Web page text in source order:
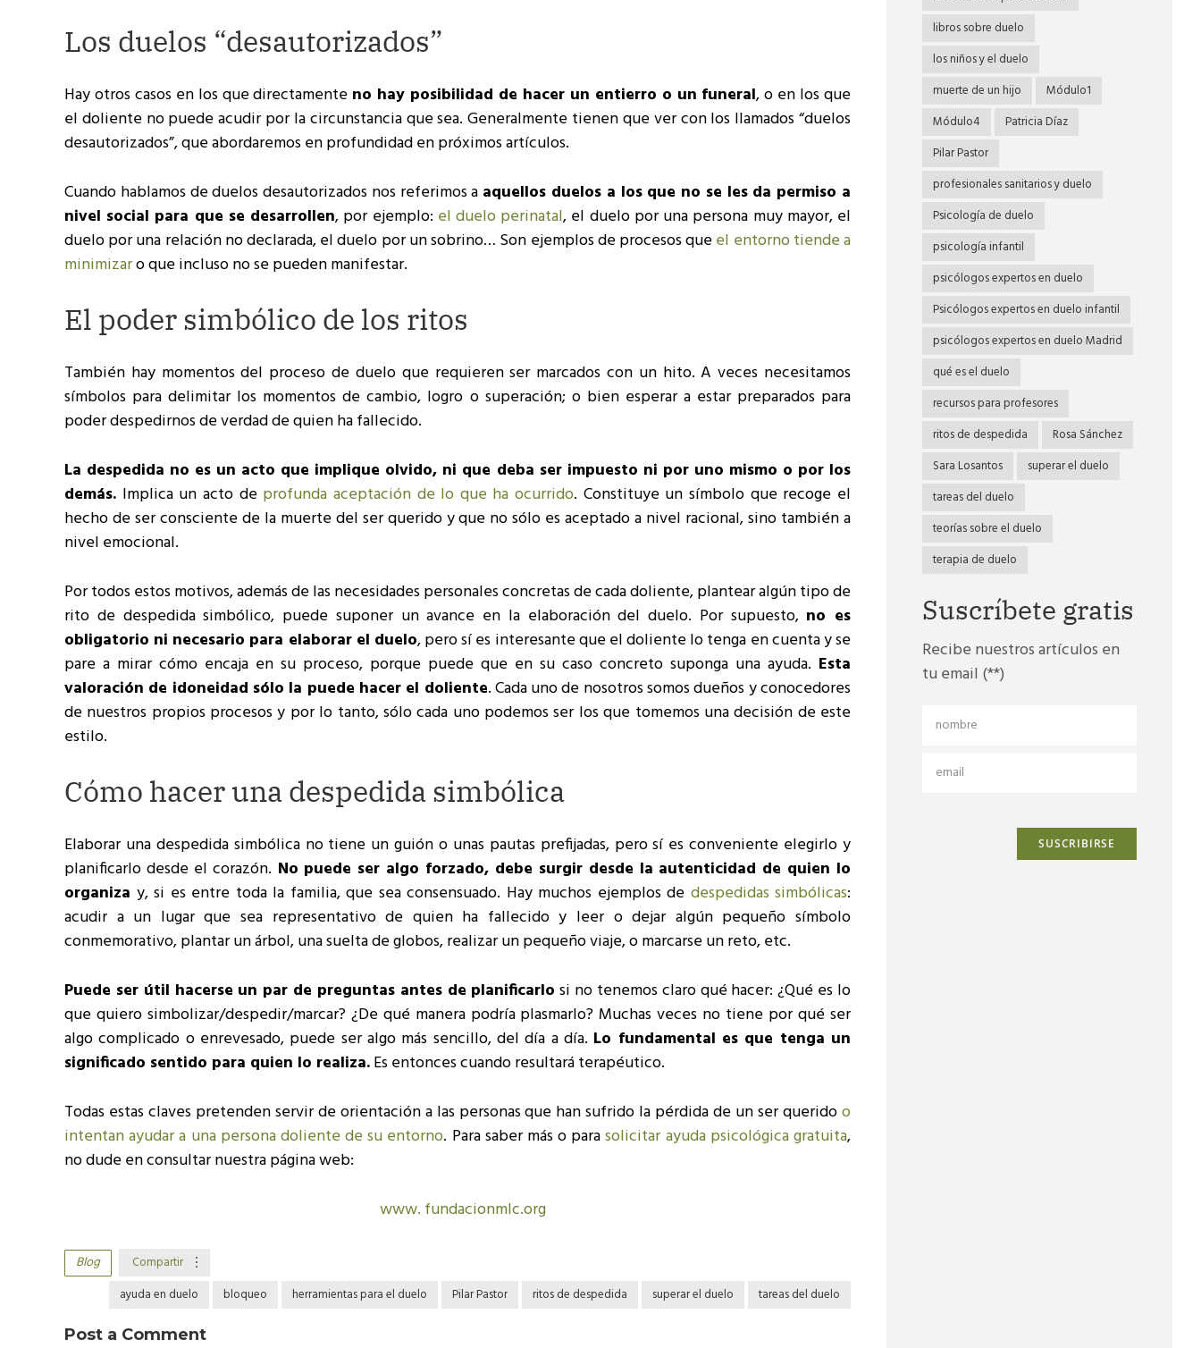
Los duelos “desautorizados”
Hay otros casos en los que directamente no hay posibilidad de hacer un entierro o un funeral, o en los que
el doliente no puede acudir por la circunstancia que sea. Generalmente tienen que ver con los llamados “duelos
desautorizados”, que abordaremos en profundidad en próximos artículos.
Cuando hablamos de duelos desautorizados nos referimos a aquellos duelos a los que no se les da permiso a
nivel social para que se desarrollen, por ejemplo: el duelo perinatal, el duelo por una persona muy mayor, el
duelo por una relación no declarada, el duelo por un sobrino… Son ejemplos de procesos queel entorno tiende a
minimizaro que incluso no se pueden manifestar.
El poder simbólico de los ritos
También hay momentos del proceso de duelo que requieren ser marcados con un hito. A veces necesitamos
símbolos para delimitar los momentos de cambio, logro o superación; o bien esperar a estar preparados para
poder despedirnos de verdad de quien ha fallecido.
La despedida no es un acto que implique olvido, ni que deba ser impuesto ni por uno mismo o por los
demás. Implica un acto de profunda aceptación de lo que ha ocurrido. Constituye un símbolo que recoge el
hecho de ser consciente de la muerte del ser querido y que no sólo es aceptado a nivel racional, sino también a
nivel emocional.
Por todos estos motivos, además de las necesidades personales concretas de cada doliente, plantear algún tipo de
rito de despedida simbólico, puede suponer un avance en la elaboración del duelo. Por supuesto, no es
obligatorio ni necesario para elaborar el duelo, pero sí es interesante que el doliente lo tenga en cuenta y se
pare a mirar cómo encaja en su proceso, porque puede que en su caso concreto suponga una ayuda. Esta
valoración de idoneidad sólo la puede hacer el doliente. Cada uno de nosotros somos dueños y conocedores
de nuestros propios procesos y por lo tanto, sólo cada uno podemos ser los que tomemos una decisión de este
estilo.
Cómo hacer una despedida simbólica
Elaborar una despedida simbólica no tiene un guión o unas pautas prefijadas, pero sí es conveniente elegirlo y
planificarlo desde el corazón. No puede ser algo forzado, debe surgir desde la autenticidad de quien lo
organiza y, si es entre toda la familia, que sea consensuado. Hay muchos ejemplos de despedidas simbólicas:
acudir a un lugar que sea representativo de quien ha fallecido y leer o dejar algún pequeño símbolo
conmemorativo, plantar un árbol, una suelta de globos, realizar un pequeño viaje, o marcarse un reto, etc.
Puede ser útil hacerse un par de preguntas antes de planificarlo si no tenemos claro qué hacer: ¿Qué es lo
que quiero simbolizar/despedir/marcar? ¿De qué manera podría plasmarlo? Muchas veces no tiene por qué ser
algo complicado o enrevesado, puede ser algo más sencillo, del día a día. Lo fundamental es que tenga un
significado sentido para quien lo realiza.Es entonces cuando resultará terapéutico.
Todas estas claves pretenden servir de orientación a las personas que han sufrido la pérdida de un ser queridoo
intentan ayudar a una persona doliente de su entorno. Para saber más o parasolicitar ayuda psicológica gratuita,
no dude en consultar nuestra página web:
www. fundacionmlc.org
Blog
Compartir
ayuda en duelo
bloqueo herramientas para el duelo Pilar Pastor ritos de despedida superar el duelo tareas del duelo
Post a Comment
libros sobre duelo
los niños y el duelo
muerte de un hijo
Módulo1
Módulo4
Patricia Díaz
Pilar Pastor
profesionales sanitarios y duelo
Psicología de duelo
psicología infantil
psicólogos expertos en duelo
Psicólogos expertos en duelo infantil
psicólogos expertos en duelo Madrid
qué es el duelo
recursos para profesores
ritos de despedida
Rosa Sánchez
Sara Losantos
superar el duelo
tareas del duelo
teorías sobre el duelo
terapia de duelo
Suscríbete gratis
Recibe nuestros artículos en
tu email (**)